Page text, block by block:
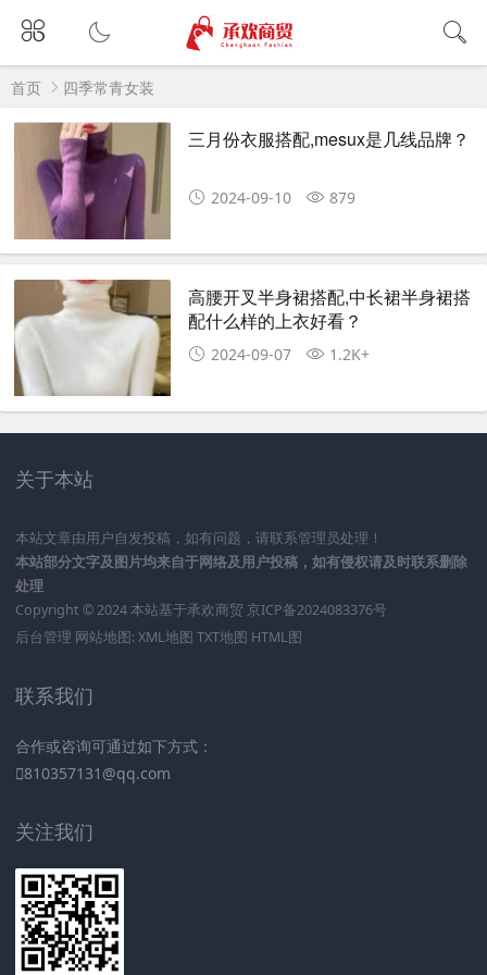
首页 四季常青女装
三月份衣服搭配,mesux是几线品牌？
2024-09-10 879
高腰开叉半身裙搭配,中长裙半身裙搭
配什么样的上衣好看？
2024-09-07 1.2K+
关于本站
本站文章由用户自发投稿，如有问题，请联系管理员处理！
本站部分文字及图片均来自于网络及用户投稿，如有侵权请及时联系删除
处理
Copyright © 2024 本站基于承欢商贸 京ICP备2024083376号
后台管理 网站地图: XML地图 TXT地图 HTML图
联系我们
合作或咨询可通过如下方式：
810357131@qq.com
关注我们